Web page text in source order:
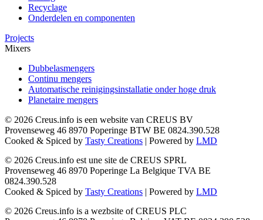
Recyclage
Onderdelen en componenten
Projects
Mixers
Dubbelasmengers
Continu mengers
Automatische reinigingsinstallatie onder hoge druk
Planetaire mengers
© 2026 Creus.info is een website van CREUS BV
Provenseweg 46 8970 Poperinge BTW BE 0824.390.528
Cooked & Spiced by Tasty Creations | Powered by LMD
© 2026 Creus.info est une site de CREUS SPRL
Provenseweg 46 8970 Poperinge La Belgique TVA BE
0824.390.528
Cooked & Spiced by Tasty Creations | Powered by LMD
© 2026 Creus.info is a wezbsite of CREUS PLC